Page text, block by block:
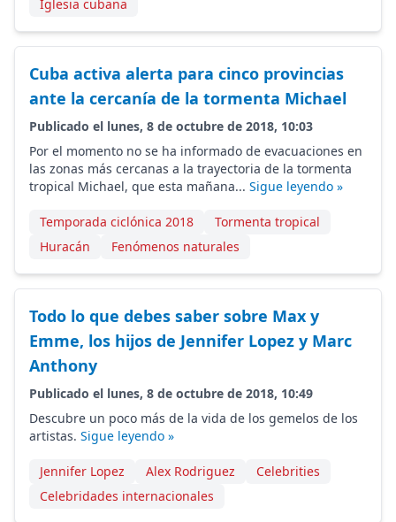
Iglesia cubana
Cuba activa alerta para cinco provincias
ante la cercanía de la tormenta Michael
Publicado el lunes, 8 de octubre de 2018, 10:03
Por el momento no se ha informado de evacuaciones en
las zonas más cercanas a la trayectoria de la tormenta
tropical Michael, que esta mañana... Sigue leyendo »
Temporada ciclónica 2018
Tormenta tropical
Huracán
Fenómenos naturales
Todo lo que debes saber sobre Max y
Emme, los hijos de Jennifer Lopez y Marc
Anthony
Publicado el lunes, 8 de octubre de 2018, 10:49
Descubre un poco más de la vida de los gemelos de los
artistas. Sigue leyendo »
Jennifer Lopez Alex Rodriguez
Celebrities
Celebridades internacionales